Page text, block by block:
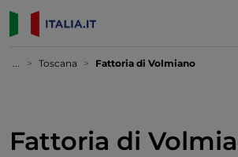
... Toscana Fattoria di Volmiano
Fattoria di